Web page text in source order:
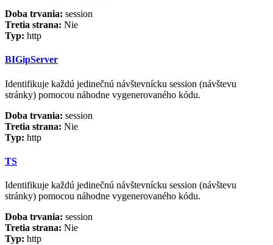
Doba trvania: session
Tretia strana: Nie
Typ: http
BIGipServer
Identifikuje každú jedinečnú návštevnícku session (návštevu
stránky) pomocou náhodne vygenerovaného kódu.
Doba trvania: session
Tretia strana: Nie
Typ: http
TS
Identifikuje každú jedinečnú návštevnícku session (návštevu
stránky) pomocou náhodne vygenerovaného kódu.
Doba trvania: session
Tretia strana: Nie
Typ: http